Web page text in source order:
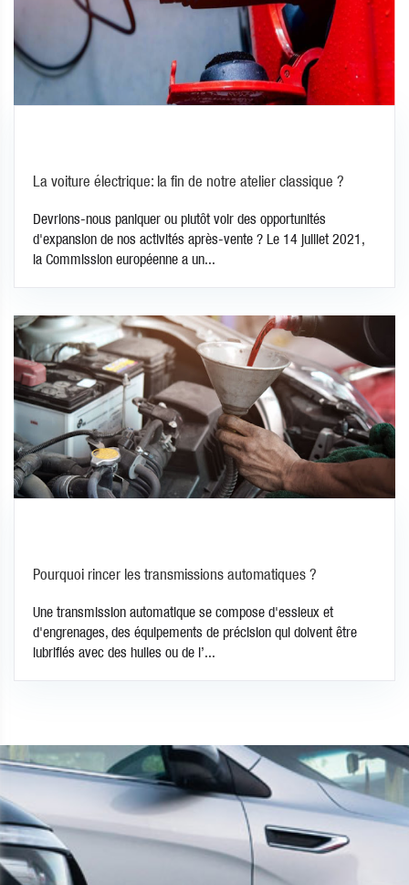
La voiture électrique: la fin de notre atelier classique ?
Devrions-nous paniquer ou plutôt voir des opportunités
d'expansion de nos activités après-vente ? Le 14 juillet 2021,
la Commission européenne a un...
Pourquoi rincer les transmissions automatiques ?
Une transmission automatique se compose d'essieux et
d'engrenages, des équipements de précision qui doivent être
lubrifiés avec des huiles ou de l’...